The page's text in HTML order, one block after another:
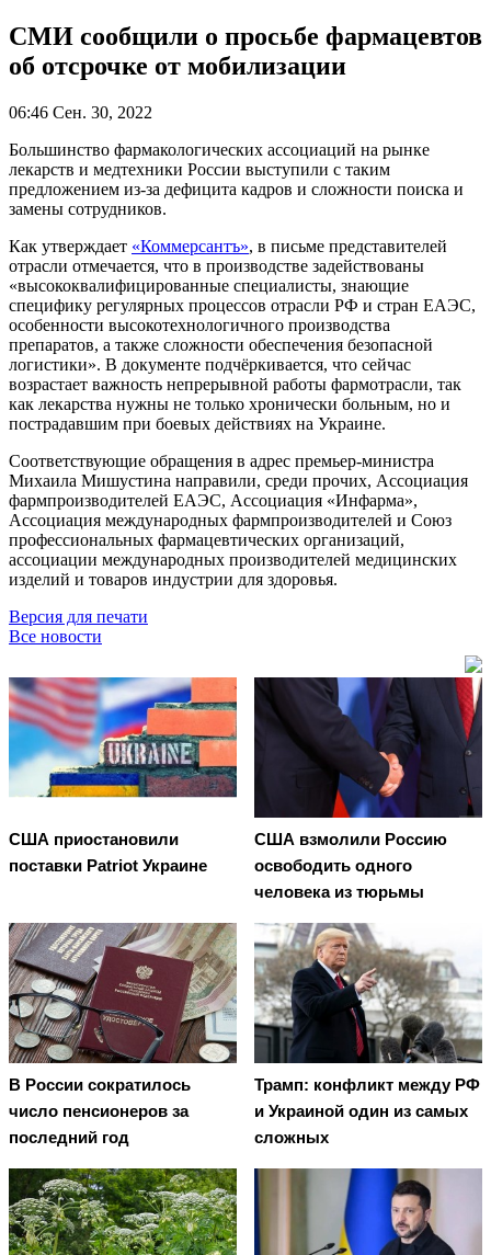
СМИ сообщили о просьбе фармацевтов
об отсрочке от мобилизации
06:46 Сен. 30, 2022
Большинство фармакологических ассоциаций на рынке
лекарств и медтехники России выступили с таким
предложением из-за дефицита кадров и сложности поиска и
замены сотрудников.
Как утверждает «Коммерсантъ», в письме представителей
отрасли отмечается, что в производстве задействованы
«высококвалифицированные специалисты, знающие
специфику регулярных процессов отрасли РФ и стран ЕАЭС,
особенности высокотехнологичного производства
препаратов, а также сложности обеспечения безопасной
логистики». В документе подчёркивается, что сейчас
возрастает важность непрерывной работы фармотрасли, так
как лекарства нужны не только хронически больным, но и
пострадавшим при боевых действиях на Украине.
Соответствующие обращения в адрес премьер-министра
Михаила Мишустина направили, среди прочих, Ассоциация
фармпроизводителей ЕАЭС, Ассоциация «Инфарма»,
Ассоциация международных фармпроизводителей и Союз
профессиональных фармацевтических организаций,
ассоциации международных производителей медицинских
изделий и товаров индустрии для здоровья.
Версия для печати
Все новости
США приостановили
поставки Patriot Украине
США взмолили Россию
освободить одного
человека из тюрьмы
В России сократилось
число пенсионеров за
последний год
Трамп: конфликт между РФ
и Украиной один из самых
сложных